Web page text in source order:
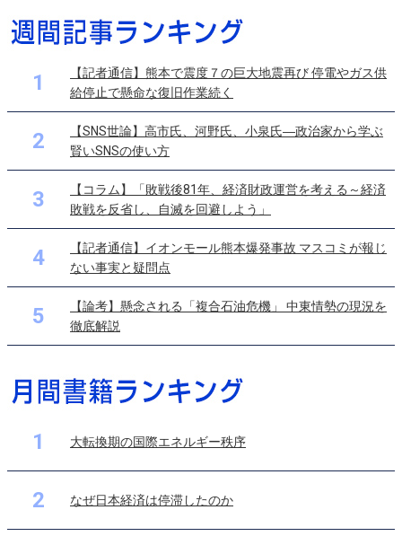
1
【記者通信】熊本で震度７の巨大地震再び 停電やガス供
給停止で懸命な復旧作業続く
2
【SNS世論】高市氏、河野氏、小泉氏―政治家から学ぶ
賢いSNSの使い方
3
【コラム】「敗戦後81年、経済財政運営を考える～経済
敗戦を反省し、自滅を回避しよう」
4
【記者通信】イオンモール熊本爆発事故 マスコミが報じ
ない事実と疑問点
5
【論考】懸念される「複合石油危機」 中東情勢の現況を
徹底解説
1 大転換期の国際エネルギー秩序
2 なぜ日本経済は停滞したのか